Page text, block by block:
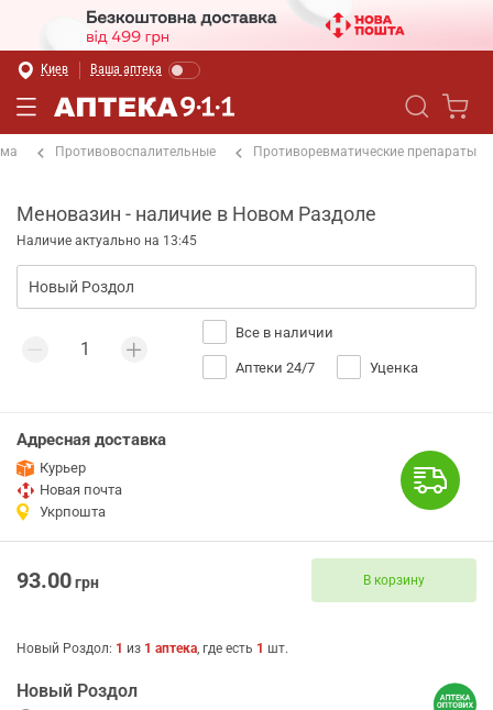
Киев Ваша аптека
Противовоспалительные Противоревматические препараты
Меновазин - наличие в Новом Раздоле
Наличие актуально на 13:45
Все в наличии
Аптеки 24/7 Уценка
Адресная доставка
Курьер
Новая почта
Укрпошта
93.00грн В корзину
Новый Роздол: 1 из 1 аптека, где есть 1 шт.
Новый Роздол